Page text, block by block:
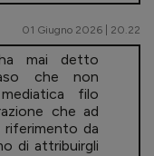
01 Giugno 2026 | 20.22
mai detto
che non
filo
che ad
da
di attribuirgli